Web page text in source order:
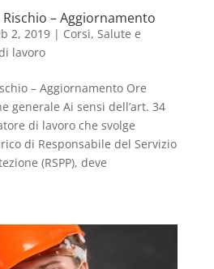
Rischio – Aggiornamento
2, 2019| Corsi, Salute e
lavoro
– Aggiornamento Ore
generale Ai sensi dell’art. 34
di lavoro che svolge
di Responsabile del Servizio
(RSPP), deve